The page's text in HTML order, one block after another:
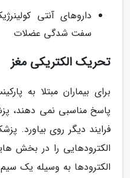
داروهای آنتی
سفت شدگی عضلات
تحریک الکتریکی مغز
برای بیماران مبتلا به
پاسخ مناسبی نمی دهند،
فرایند دیگر روی بیاورد.
الکترودهایی را در بخش
الکترودها به وسیله یک